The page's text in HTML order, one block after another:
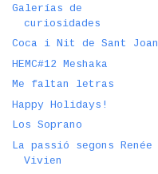
Galerías de
curiosidades
Coca i Nit de Sant Joan
HEMC#12 Meshaka
Me faltan letras
Happy Holidays!
Los Soprano
La passió segons Renée
Vivien